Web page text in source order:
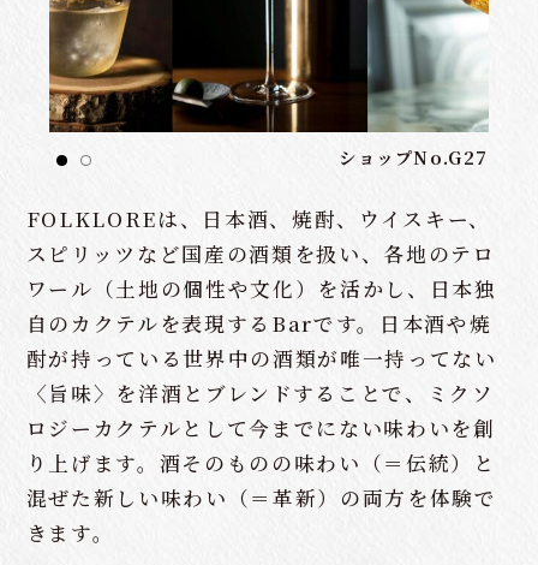
ショップNo.G27
FOLKLOREは、日本酒、焼酎、ウイスキー、
スピリッツなど国産の酒類を扱い、各地のテロ
ワール（土地の個性や文化）を活かし、日本独
自のカクテルを表現するBarです。日本酒や焼
酎が持っている世界中の酒類が唯一持ってない
〈旨味〉を洋酒とブレンドすることで、ミクソ
ロジーカクテルとして今までにない味わいを創
り上げます。酒そのものの味わい（＝伝統）と
混ぜた新しい味わい（＝革新）の両方を体験で
きます。